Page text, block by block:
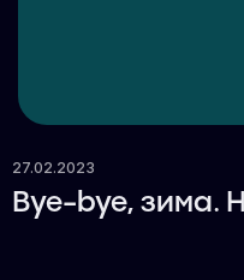
27.02.2023
Bye-bye, зима.